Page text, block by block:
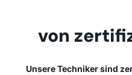
von
Unsere Techniker sind